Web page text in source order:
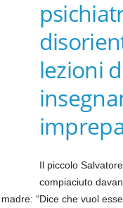
lezioni
Il piccolo
compiaciuto
“Dice che vuol